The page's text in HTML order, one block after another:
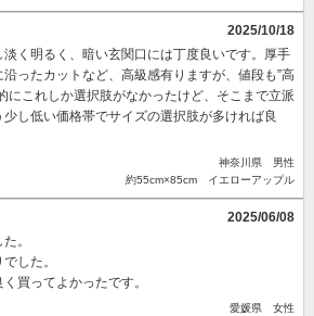
2025/10/18
く明るく、暗い玄関口には丁度良いです。厚手
ったカットなど、高級感有りますが、値段も”高
にこれしか選択肢がなかったけど、そこまで立派
し低い価格帯でサイズの選択肢が多ければ良
神奈川県 男性
約55cm×85cm イエローアップル
2025/06/08
。
した。
買ってよかったです。
愛媛県 女性